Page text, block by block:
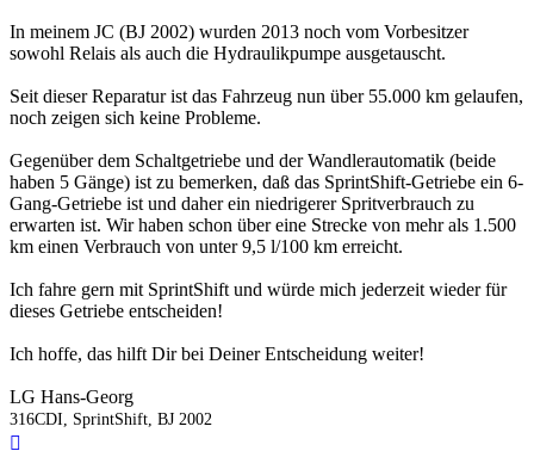
In meinem JC (BJ 2002) wurden 2013 noch vom Vorbesitzer
sowohl Relais als auch die Hydraulikpumpe ausgetauscht.
Seit dieser Reparatur ist das Fahrzeug nun über 55.000 km gelaufen,
noch zeigen sich keine Probleme.
Gegenüber dem Schaltgetriebe und der Wandlerautomatik (beide
haben 5 Gänge) ist zu bemerken, daß das SprintShift-Getriebe ein 6-
Gang-Getriebe ist und daher ein niedrigerer Spritverbrauch zu
erwarten ist. Wir haben schon über eine Strecke von mehr als 1.500
km einen Verbrauch von unter 9,5 l/100 km erreicht.
Ich fahre gern mit SprintShift und würde mich jederzeit wieder für
dieses Getriebe entscheiden!
Ich hoffe, das hilft Dir bei Deiner Entscheidung weiter!
LG Hans-Georg
316CDI, SprintShift, BJ 2002